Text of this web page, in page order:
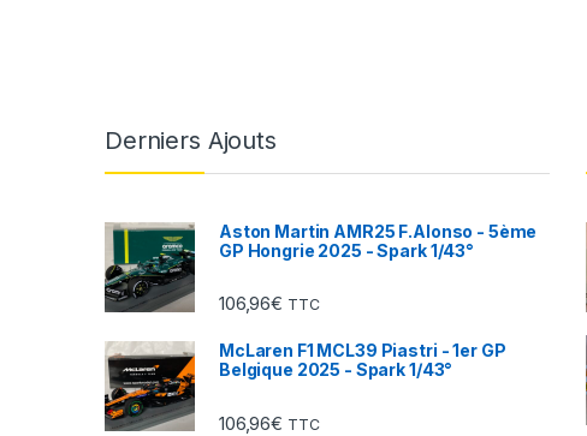
Derniers Ajouts
Aston Martin AMR25 F.Alonso - 5ème
GP Hongrie 2025 - Spark 1/43°
106,96€ TTC
McLaren F1 MCL39 Piastri - 1er GP
Belgique 2025 - Spark 1/43°
106,96€ TTC